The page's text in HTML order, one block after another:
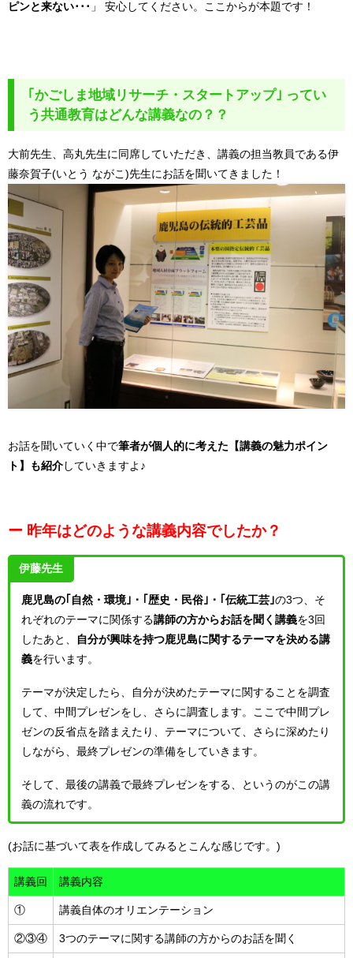
ピンと来ない･･･ 」 安心してください。ここからが本題です！
｢かごしま地域リサーチ・スタートアップ｣ ってい
う共通教育はどんな講義なの？？
大前先生、高丸先生に同席していただき、講義の担当教員である伊
藤奈賀子(いとう ながこ)先生にお話を聞いてきました！
お話を聞いていく中で筆者が個人的に考えた【講義の魅力ポイン
ト】も紹介 していきますよ♪
ー 昨年はどのような講義内容でしたか？
伊藤先生
鹿児島の｢自然・環境｣・｢歴史・民俗｣・｢伝統工芸｣の3つ、そ
れぞれのテーマに関係する講師の方からお話を聞く講義を3回
したあと、
自分が興味を持つ鹿児島に関するテーマを決める講
義を行います。
テーマが決定したら、自分が決めたテーマに関することを調査
して、中間プレゼンをし、さらに調査します。ここで中間プレ
ゼンの反省点を踏まえたり、テーマについて、さらに深めたり
しながら、最終プレゼンの準備をしていきます。
そして、最後の講義で最終プレゼンをする、というのがこの講
義の流れです。
(お話に基づいて表を作成してみるとこんな感じです。)
講義回 講義内容
① 講義自体のオリエンテーション
②③④ 3つのテーマに関する講師の方からのお話を聞く